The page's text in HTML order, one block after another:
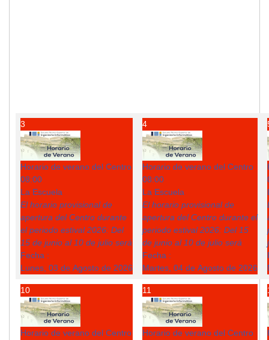
3
Horario de verano del Centro
08:00
La Escuela
El horario provisional de
apertura del Centro durante
el periodo estival 2026: Del
15 de junio al 10 de julio será
Fecha :
Lunes, 03 de Agosto de 2026
4
Horario de verano del Centro
08:00
La Escuela
El horario provisional de
apertura del Centro durante el
periodo estival 2026: Del 15
de junio al 10 de julio será
Fecha :
Martes, 04 de Agosto de 2026
10
Horario de verano del Centro
11
Horario de verano del Centro